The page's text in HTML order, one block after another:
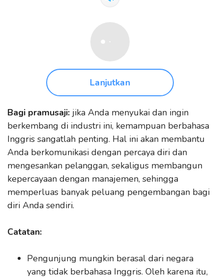
Lanjutkan
Bagi pramusaji: jika Anda menyukai dan ingin
berkembang di industri ini, kemampuan berbahasa
Inggris sangatlah penting. Hal ini akan membantu
Anda berkomunikasi dengan percaya diri dan
mengesankan pelanggan, sekaligus membangun
kepercayaan dengan manajemen, sehingga
memperluas banyak peluang pengembangan bagi
diri Anda sendiri.
Catatan:
Pengunjung mungkin berasal dari negara
yang tidak berbahasa Inggris. Oleh karena itu,